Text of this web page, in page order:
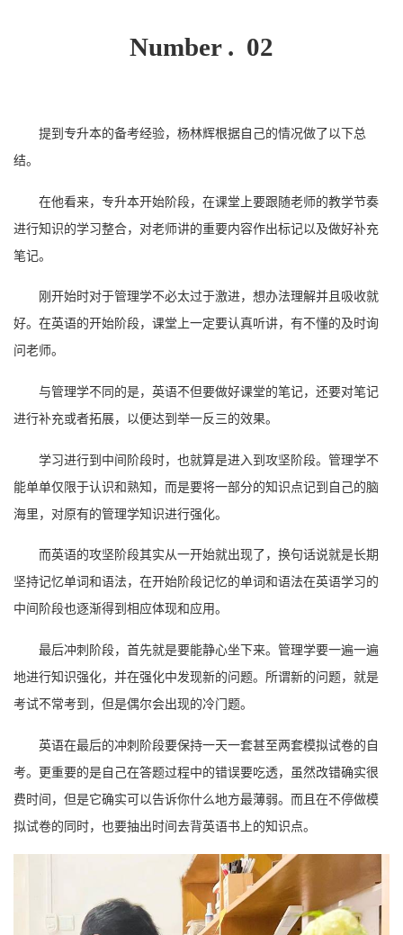
Number . 02
提到专升本的备考经验，杨林辉根据自己的情况做了以下总
结。
在他看来，专升本开始阶段，在课堂上要跟随老师的教学节奏
进行知识的学习整合，对老师讲的重要内容作出标记以及做好补充
笔记。
刚开始时对于管理学不必太过于激进，想办法理解并且吸收就
好。在英语的开始阶段，课堂上一定要认真听讲，有不懂的及时询
问老师。
与管理学不同的是，英语不但要做好课堂的笔记，还要对笔记
进行补充或者拓展，以便达到举一反三的效果。
学习进行到中间阶段时，也就算是进入到攻坚阶段。管理学不
能单单仅限于认识和熟知，而是要将一部分的知识点记到自己的脑
海里，对原有的管理学知识进行强化。
而英语的攻坚阶段其实从一开始就出现了，换句话说就是长期
坚持记忆单词和语法，在开始阶段记忆的单词和语法在英语学习的
中间阶段也逐渐得到相应体现和应用。
最后冲刺阶段，首先就是要能静心坐下来。管理学要一遍一遍
地进行知识强化，并在强化中发现新的问题。所谓新的问题，就是
考试不常考到，但是偶尔会出现的冷门题。
英语在最后的冲刺阶段要保持一天一套甚至两套模拟试卷的自
考。更重要的是自己在答题过程中的错误要吃透，虽然改错确实很
费时间，但是它确实可以告诉你什么地方最薄弱。而且在不停做模
拟试卷的同时，也要抽出时间去背英语书上的知识点。